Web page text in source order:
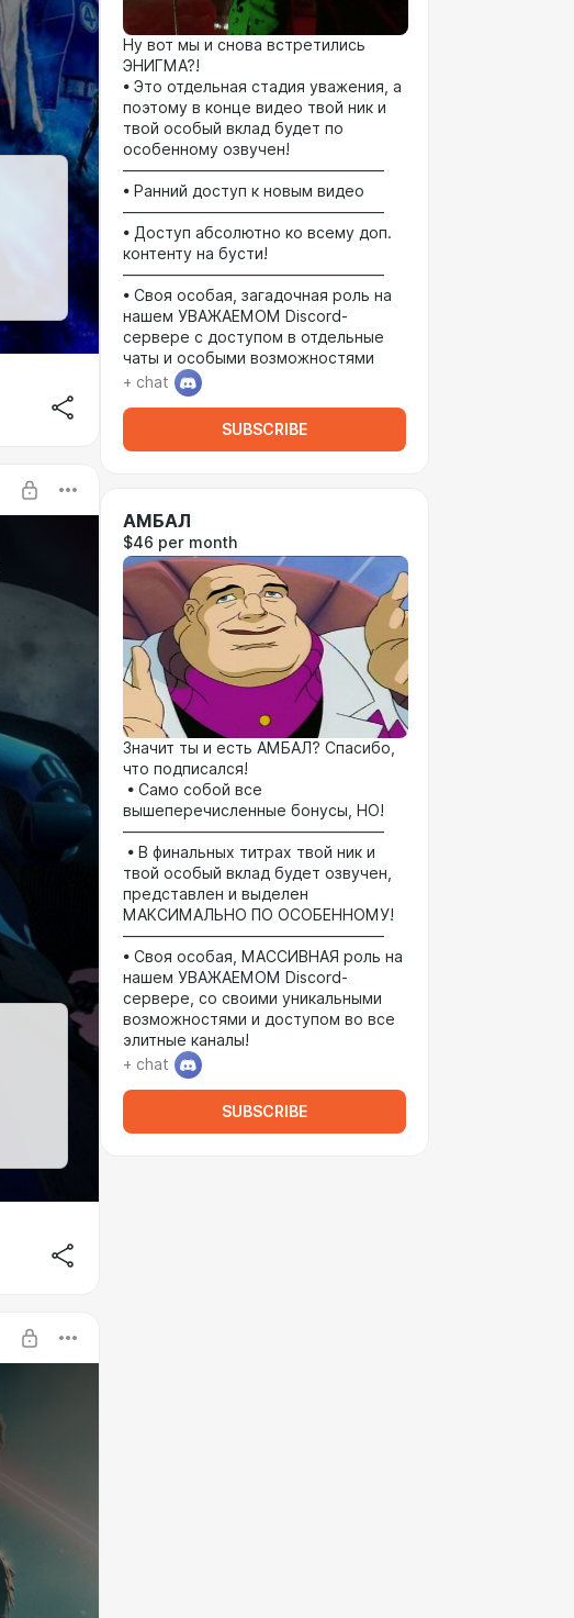
Ну вот мы и снова встретились
ЭНИГМА?!
• Это отдельная стадия уважения, а
поэтому в конце видео твой ник и
твой особый вклад будет по
особенному озвучен!
—————————————————
• Ранний доступ к новым видео
—————————————————
• Доступ абсолютно ко всему доп.
контенту на бусти!
—————————————————
• Своя особая, загадочная роль на
нашем УВАЖАЕМОМ Discord-
сервере с доступом в отдельные
чаты и особыми возможностями
+ chat
SUBSCRIBE
АМБАЛ
$46 per month
Значит ты и есть АМБАЛ? Спасибо,
что подписался!
• Само собой все
вышеперечисленные бонусы, НО!
—————————————————
• В финальных титрах твой ник и
твой особый вклад будет озвучен,
представлен и выделен
МАКСИМАЛЬНО ПО ОСОБЕННОМУ!
—————————————————
• Своя особая, МАССИВНАЯ роль на
нашем УВАЖАЕМОМ Discord-
сервере, со своими уникальными
возможностями и доступом во все
элитные каналы!
+ chat
SUBSCRIBE